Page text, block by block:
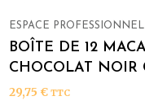
ESPACE PROFESSIONNEL
BOÎTE DE 12
CHOCOLAT NOIR
29,75 € TTC